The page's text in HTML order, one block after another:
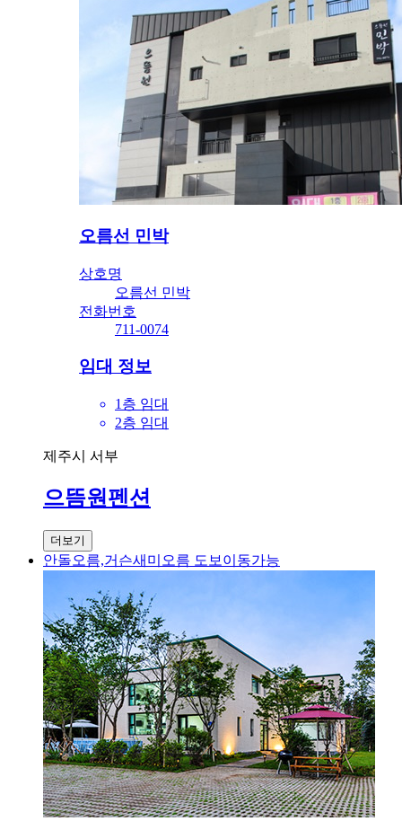
오름선 민박
상호명
오름선 민박
전화번호
711-0074
임대 정보
1층 임대
2층 임대
제주시 서부
으뜸원펜션
더보기
안돌오름,거슨새미오름 도보이동가능